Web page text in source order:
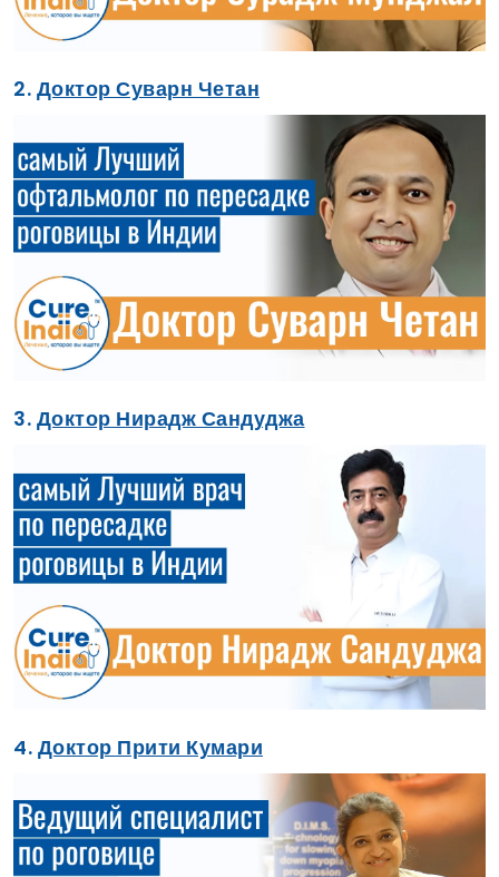
2. Доктор Суварн Четан
3. Доктор Нирадж Сандуджа
4. Доктор Прити Кумари